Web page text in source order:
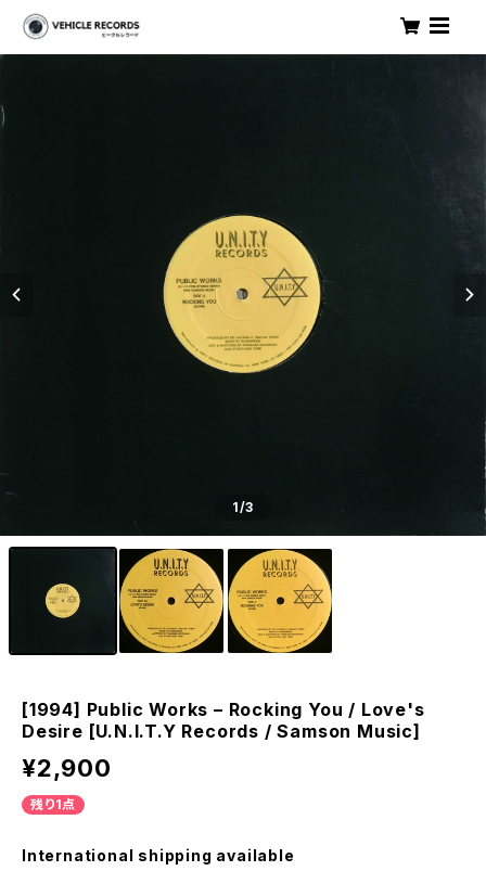
1/3
[1994] Public Works – Rocking You / Love's
Desire [U.N.I.T.Y Records / Samson Music]
¥2,900
残り1点
International shipping available